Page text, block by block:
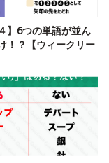
】6つの単語が並ん
！？【ウィークリー